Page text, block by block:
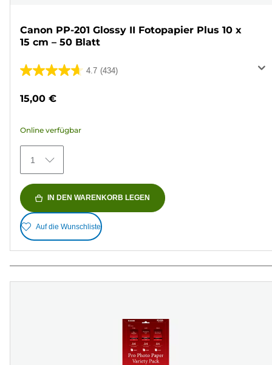
Canon PP-201 Glossy II Fotopapier Plus 10 x
15 cm – 50 Blatt
4.7 (434)
4.7
434
Bewertungen
15,00 €
Online verfügbar
1
IN DEN WARENKORB LEGEN
Auf die Wunschliste